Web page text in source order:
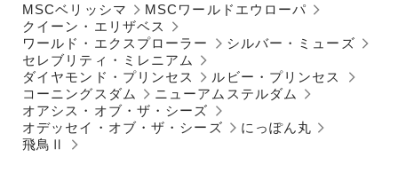
MSCベリッシマ
MSCワールドエウローパ
クイーン・エリザベス
ワールド・エクスプローラー
シルバー・ミューズ
セレブリティ・ミレニアム
ダイヤモンド・プリンセス
ルビー・プリンセス
コーニングスダム
ニューアムステルダム
オアシス・オブ・ザ・シーズ
オデッセイ・オブ・ザ・シーズ
にっぽん丸
飛鳥Ⅱ